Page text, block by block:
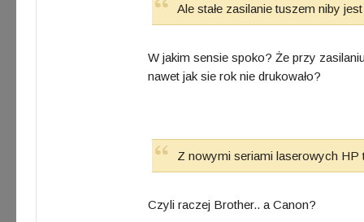
Ale stałe zasilanie tuszem niby
W jakim sensie spoko? Że przy
nawet jak sie rok nie drukowało?
Z nowymi seriami laserowych HP
Czyli raczej Brother.. a Canon?